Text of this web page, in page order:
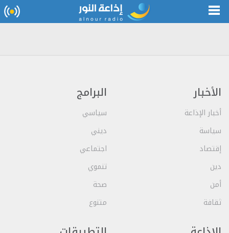
الأخبار
أخبار الإذاعة
سياسة
إقتصاد
دين
أمن
ثقافة
البرامج
سياسي
ديني
اجتماعي
تنموي
صحة
متنوع